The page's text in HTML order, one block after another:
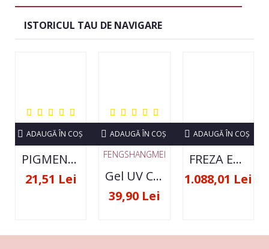
ISTORICUL TAU DE NAVIGARE
PIGMENT NEON SET 12 CULORI
21,51 Lei
ADAUGĂ ÎN COŞ
FENGSHANGMEI
Gel UV Constructie FSM 50ML - 07
39,90 Lei
ADAUGĂ ÎN COŞ
FREZA ELECTRICA STRONG 210 35000 RPM- ORIGINALA
1.088,01 Lei
ADAUGĂ ÎN COŞ